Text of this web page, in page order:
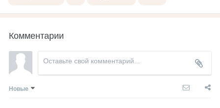
Комментарии
Новые